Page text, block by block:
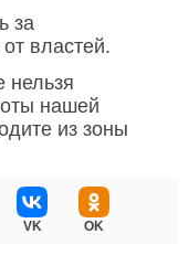
за
властей.
нельзя
нашей
из зоны
VK OK